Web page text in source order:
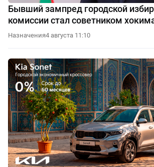
Бывший зампред городской
комиссии стал советником
Назначения4 августа 11:10